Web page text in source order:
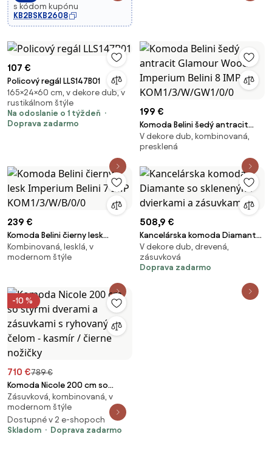
s kódom kupónu
KB2BSKB2608
107 €
Policový regál LLS147B01
165×24×60 cm, v dekore dub, v
rustikálnom štýle
Na odoslanie o 1 týždeň
Doprava zadarmo
199 €
Komoda Belini šedý antracit
Glamour Wood Imperium Belini
8 IMP KOM1/3/W/GW1/0/0
V dekore dub, kombinovaná,
presklená
239 €
Komoda Belini čierny lesk
Imperium Belini 7 IMP
KOM1/3/W/B/0/0
Kombinovaná, lesklá, v
modernom štýle
508,9 €
Kancelárska komoda Diamante
so sklenenými dvierkami a
zásuvkami
V dekore dub, drevená,
zásuvková
Doprava zadarmo
-10 %
710 €789 €
Komoda Nicole 200 cm so
štyrmi dverami a zásuvkami s
ryhovaným čelom - kasmír /
čierne nožičky
Zásuvková, kombinovaná, v
modernom štýle
Dostupné v 2 e-shopoch
Skladom
Doprava zadarmo